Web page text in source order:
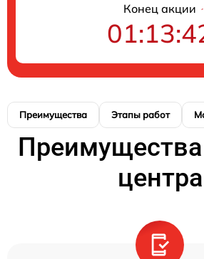
Конец акции
Преимущества Этапы работ
центра